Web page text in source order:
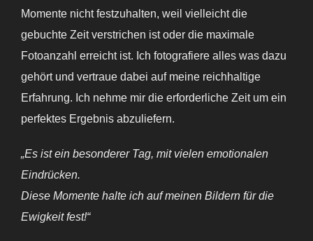
Momente nicht festzuhalten, weil vielleicht die
gebuchte Zeit verstrichen ist oder die maximale
Fotoanzahl erreicht ist. Ich fotografiere alles was dazu
gehört und vertraue dabei auf meine reichhaltige
Erfahrung. Ich nehme mir die erforderliche Zeit um ein
perfektes Ergebnis abzuliefern.
„Es ist ein besonderer Tag, mit vielen emotionalen
Eindrücken.
Diese Momente halte ich auf meinen Bildern für die
Ewigkeit fest!“